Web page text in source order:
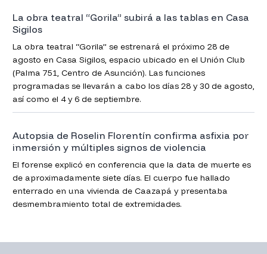
La obra teatral “Gorila” subirá a las tablas en Casa
Sigilos
La obra teatral “Gorila” se estrenará el próximo 28 de
agosto en Casa Sigilos, espacio ubicado en el Unión Club
(Palma 751, Centro de Asunción). Las funciones
programadas se llevarán a cabo los días 28 y 30 de agosto,
así como el 4 y 6 de septiembre.
Autopsia de Roselin Florentín confirma asfixia por
inmersión y múltiples signos de violencia
El forense explicó en conferencia que la data de muerte es
de aproximadamente siete días. El cuerpo fue hallado
enterrado en una vivienda de Caazapá y presentaba
desmembramiento total de extremidades.